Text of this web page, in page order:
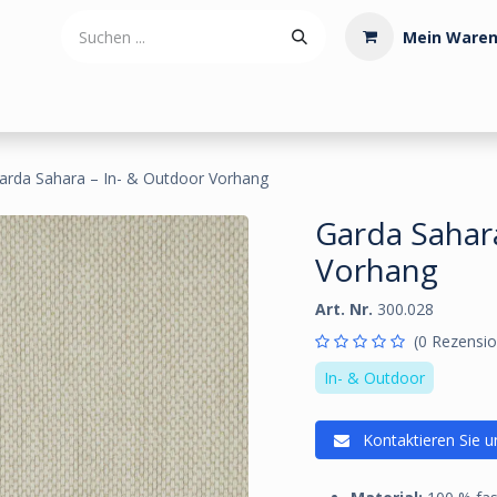
Mein
Sahara – In- & Outdoor Vorhang
Garda
Vorhang
Art. Nr. 300.028
(0
In- & Outdoor
Kontaktieren Sie